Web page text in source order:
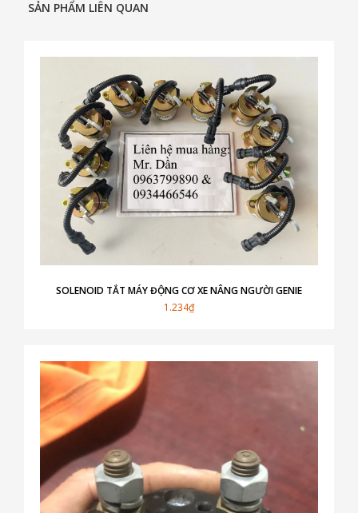
SẢN PHẨM LIÊN QUAN
SOLENOID TẮT MÁY ĐỘNG CƠ XE NÂNG NGƯỜI GENIE
1.234₫